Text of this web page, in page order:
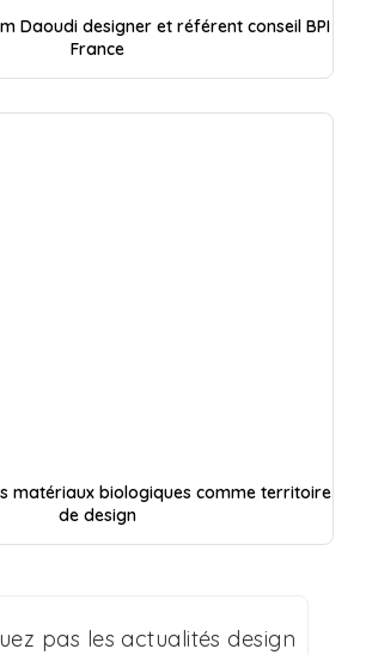
Daoudi designer et référent conseil BPI
France
matériaux biologiques comme territoire
de design
pas les actualités design